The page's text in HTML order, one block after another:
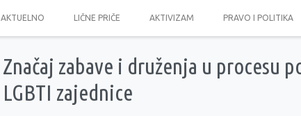
AKTUELNO LIČNE PRIČE AKTIVIZAM PRAVO I POLITIKA
Značaj zabave i druženja u procesu
LGBTI zajednice